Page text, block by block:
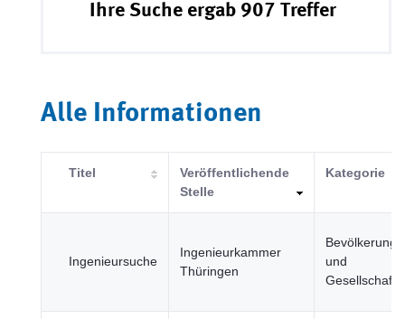
Ihre Suche ergab 907 Treffer
Alle Informationen
Titel
Veröffentlichende
Stelle
Kategorie
Ingenieursuche
Ingenieurkammer
Thüringen
Bevölkerung
und
Gesellschaft